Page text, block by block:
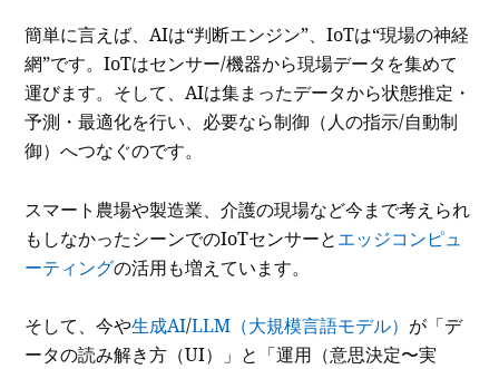
簡単に言えば、AIは“判断エンジン”、IoTは“現場の神経
網”です。IoTはセンサー/機器から現場データを集めて
運びます。そして、AIは集まったデータから状態推定・
予測・最適化を行い、必要なら制御（人の指示/自動制
御）へつなぐのです。
スマート農場や製造業、介護の現場など今まで考えられ
もしなかったシーンでのIoTセンサーとエッジコンピュ
ーティングの活用も増えています。
そして、今や生成AI/LLM（大規模言語モデル）が「デ
ータの読み解き方（UI）」と「運用（意思決定〜実